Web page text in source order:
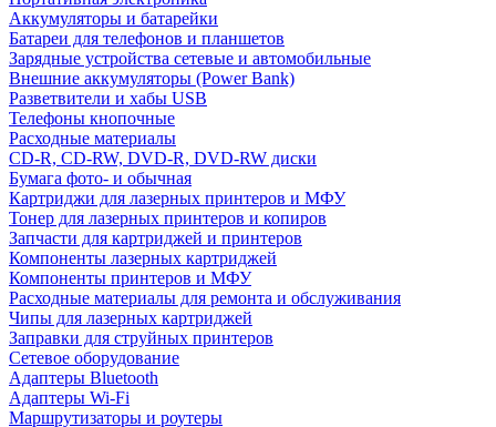
Аккумуляторы и батарейки
Батареи для телефонов и планшетов
Зарядные устройства сетевые и автомобильные
Внешние аккумуляторы (Power Bank)
Разветвители и хабы USB
Телефоны кнопочные
Расходные материалы
CD-R, CD-RW, DVD-R, DVD-RW диски
Бумага фото- и обычная
Картриджи для лазерных принтеров и МФУ
Тонер для лазерных принтеров и копиров
Запчасти для картриджей и принтеров
Компоненты лазерных картриджей
Компоненты принтеров и МФУ
Расходные материалы для ремонта и обслуживания
Чипы для лазерных картриджей
Заправки для струйных принтеров
Сетевое оборудование
Адаптеры Bluetooth
Адаптеры Wi-Fi
Маршрутизаторы и роутеры